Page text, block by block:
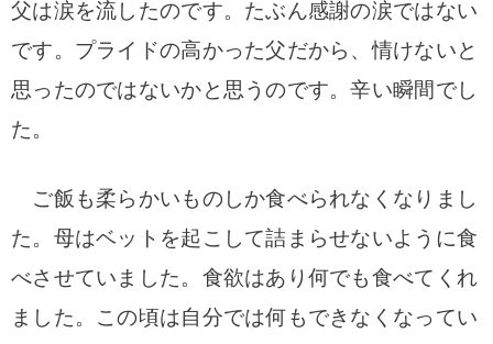
父は涙を流したのです。たぶん感謝の涙ではない
です。プライドの高かった父だから、情けないと
思ったのではないかと思うのです。辛い瞬間でし
た。
ご飯も柔らかいものしか食べられなくなりまし
た。母はベットを起こして詰まらせないように食
べさせていました。食欲はあり何でも食べてくれ
ました。この頃は自分では何もできなくなってい